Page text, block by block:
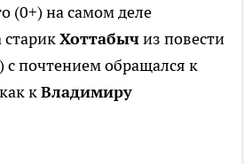
(0+) на самом деле
старикХоттабычиз повести
с почтением обращался к
как кВладимиру